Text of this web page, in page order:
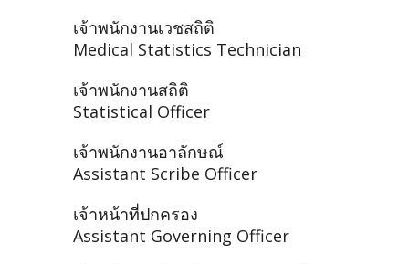
เจ้าพนักงานเวชสถิติ
Medical Statistics Technician
เจ้าพนักงานสถิติ
Statistical Officer
เจ้าพนักงานอาลักษณ์
Assistant Scribe Officer
เจ้าหน้าที่ปกครอง
Assistant Governing Officer